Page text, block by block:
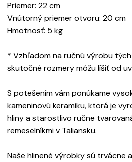
Priemer: 22 cm
Vnútorný priemer otvoru: 20 cm
Hmotnosť: 5 kg
* Vzhľadom na ručnú výrobu
skutočné rozmery môžu líšiť od
S potešením vám ponúkame
kameninovú keramiku, ktorá je
hliny a starostlivo ručne
remeselníkmi v Taliansku.
Naše hlinené výrobky sú trvácne